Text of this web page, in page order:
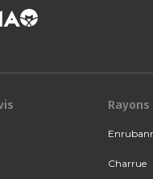
Rayons
Charrue